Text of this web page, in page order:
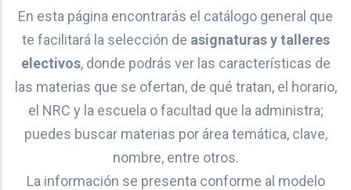
En esta página encontrarás el catálogo general que
te facilitará la selección de asignaturas y talleres
electivos, donde podrás ver las características de
las materias que se ofertan, de qué tratan, el horario,
el NRC y la escuela o facultad que la administra;
puedes buscar materias por área temática, clave,
nombre, entre otros.
La información se presenta conforme al modelo